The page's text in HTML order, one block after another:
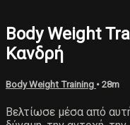
Body Weight
Κανδρή
Body Weight Training • 28m
Βελτίωσε μέσα από